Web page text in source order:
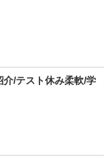
/テスト休み柔軟/学